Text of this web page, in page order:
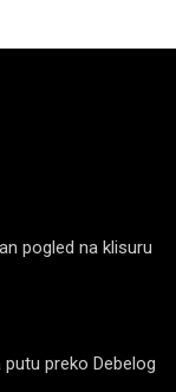
pogled na klisuru
preko Debelog